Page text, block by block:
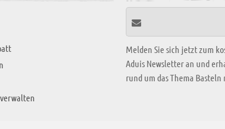
Melden Sie sich jetzt zum
Aduis Newsletter an und
rund um das Thema